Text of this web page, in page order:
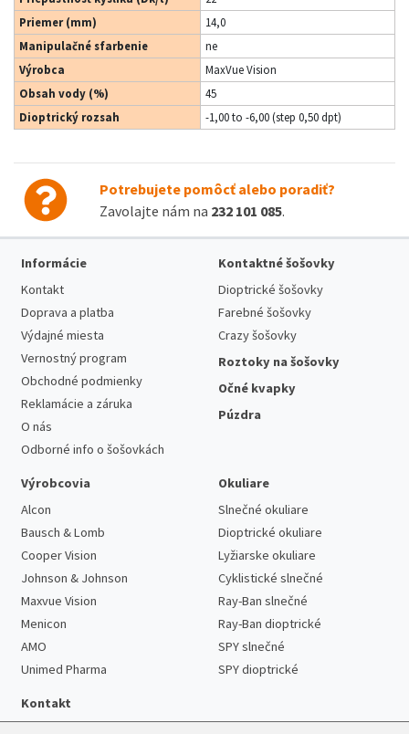
Priemer (mm)
14,0
Manipulačné sfarbenie
ne
Výrobca
MaxVue Vision
Obsah vody (%)
45
Dioptrický rozsah
-1,00 to -6,00 (step 0,50 dpt)
Potrebujete pomôcť alebo poradiť?
Zavolajte nám na 232 101 085.
Informácie
Kontakt
Doprava a platba
Výdajné miesta
Vernostný program
Obchodné podmienky
Reklamácie a záruka
O nás
Odborné info o šošovkách
Kontaktné šošovky
Dioptrické šošovky
Farebné šošovky
Crazy šošovky
Roztoky na šošovky
Očné kvapky
Púzdra
Výrobcovia
Alcon
Bausch & Lomb
Cooper Vision
Johnson & Johnson
Maxvue Vision
Menicon
AMO
Unimed Pharma
Okuliare
Slnečné okuliare
Dioptrické okuliare
Lyžiarske okuliare
Cyklistické slnečné
Ray-Ban slnečné
Ray-Ban dioptrické
SPY slnečné
SPY dioptrické
Kontakt